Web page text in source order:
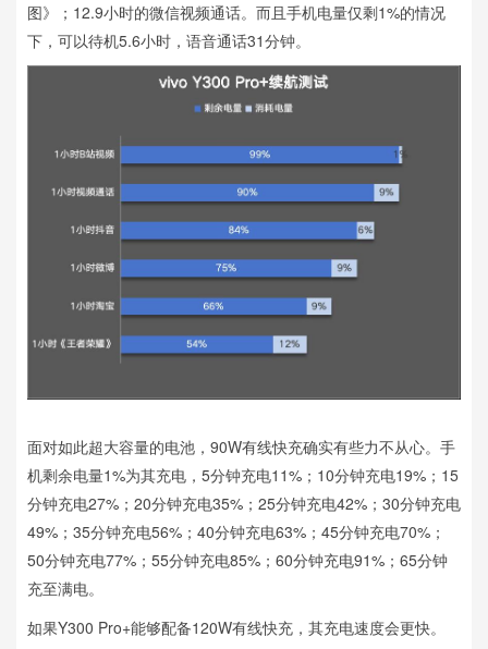
图》；12.9小时的微信视频通话。而且手机电量仅剩1%的情况
下，可以待机5.6小时，语音通话31分钟。
面对如此超大容量的电池，90W有线快充确实有些力不从心。手
机剩余电量1%为其充电，5分钟充电11%；10分钟充电19%；15
分钟充电27%；20分钟充电35%；25分钟充电42%；30分钟充电
49%；35分钟充电56%；40分钟充电63%；45分钟充电70%；
50分钟充电77%；55分钟充电85%；60分钟充电91%；65分钟
充至满电。
如果Y300 Pro+能够配备120W有线快充，其充电速度会更快。